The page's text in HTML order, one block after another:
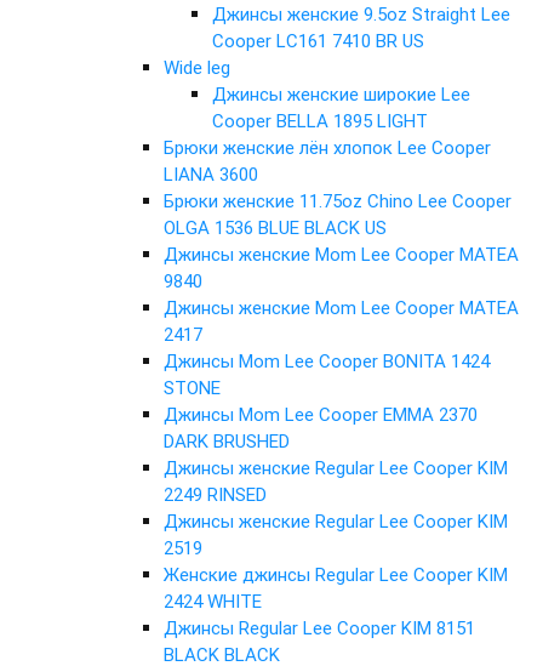
Джинсы женские 9.5oz Straight Lee
Cooper LC161 7410 BR US
Wide leg
Джинсы женские широкие Lee
Cooper BELLA 1895 LIGHT
Брюки женские лён хлопок Lee Cooper
LIANA 3600
Брюки женские 11.75oz Chino Lee Cooper
OLGA 1536 BLUE BLACK US
Джинсы женские Mom Lee Cooper MATEA
9840
Джинсы женские Mom Lee Cooper MATEA
2417
Джинсы Mom Lee Cooper BONITA 1424
STONE
Джинсы Mom Lee Cooper EMMA 2370
DARK BRUSHED
Джинсы женские Regular Lee Cooper KIM
2249 RINSED
Джинсы женские Regular Lee Cooper KIM
2519
Женские джинсы Regular Lee Cooper KIM
2424 WHITE
Джинсы Regular Lee Cooper KIM 8151
BLACK BLACK